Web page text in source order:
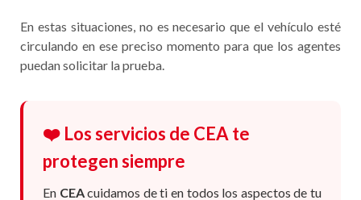
En estas situaciones, no es necesario que el vehículo esté
circulando en ese preciso momento para que los agentes
puedan solicitar la prueba.
❤️ Los servicios de CEA te
protegen siempre
En CEAcuidamos de ti en todos los aspectos de tu